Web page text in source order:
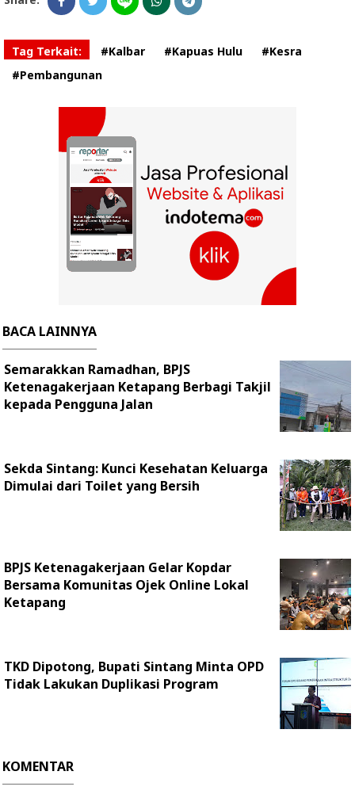
Tag Terkait: #Kalbar #Kapuas Hulu
#Kesra
#Pembangunan
BACA LAINNYA
Semarakkan Ramadhan, BPJS
Ketenagakerjaan Ketapang Berbagi Takjil
kepada Pengguna Jalan
Sekda Sintang: Kunci Kesehatan Keluarga
Dimulai dari Toilet yang Bersih
BPJS Ketenagakerjaan Gelar Kopdar
Bersama Komunitas Ojek Online Lokal
Ketapang
TKD Dipotong, Bupati Sintang Minta OPD
Tidak Lakukan Duplikasi Program
KOMENTAR